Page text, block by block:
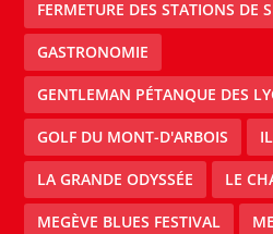
FERMETURE DES STATIONS DE
GASTRONOMIE
GENTLEMAN PÉTANQUE DES
GOLF DU MONT-D'ARBOIS
LA GRANDE ODYSSÉE LE
MEGÈVE BLUES FESTIVAL